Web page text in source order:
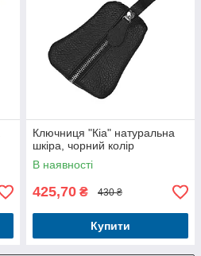
Ключниця "Кіа" натуральна
шкіра, чорний колір
В наявності
425,70 ₴ 430 ₴
Купити